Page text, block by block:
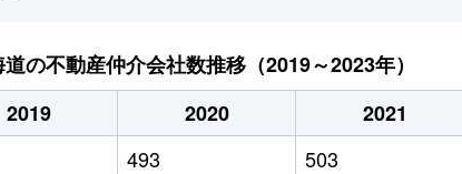
の不動産仲介会社数推移（2019～2023年）
2019 2020 2021
493 503